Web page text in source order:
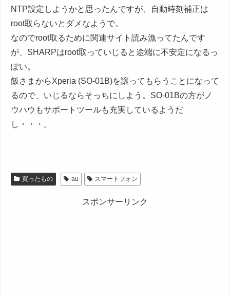
NTP設定しようかと思ったんですが、自動時刻補正は
root取らないとダメなようで。
なのでroot取るために関連サイト読み漁ってたんです
が、SHARPはroot取っていじると途端に不安定になるっ
ぽい。
飯さまからXperia (SO-01B)を譲ってもらうことになって
るので、いじるならそっちにしよう。SO-01Bの方がノ
ウハウもサポートツールも充実しているようだ
し・・・。
買ったもの au スマートフォン
スポンサーリンク